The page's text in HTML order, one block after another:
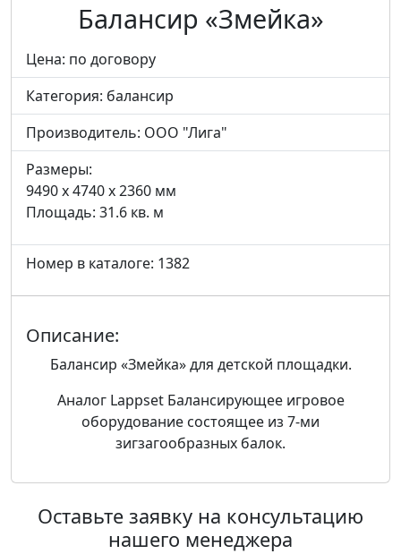
Балансир «Змейка»
Цена: по договору
Категория: балансир
Производитель: ООО "Лига"
Размеры:
9490 x 4740 x 2360 мм
Площадь: 31.6 кв. м
Номер в каталоге: 1382
Описание:
Балансир «Змейка» для детской площадки.
Аналог Lappset Балансирующее игровое
оборудование состоящее из 7-ми
зигзагообразных балок.
Оставьте заявку на консультацию
нашего менеджера